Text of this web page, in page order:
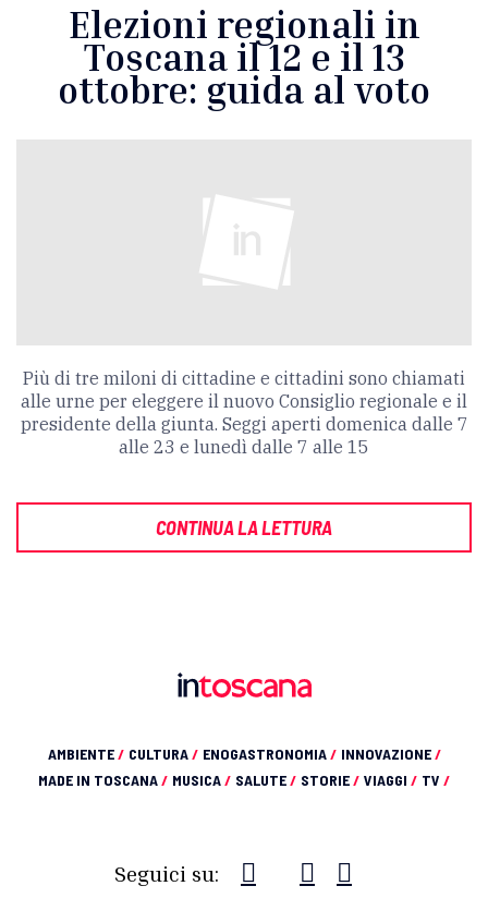
Elezioni regionali in
Toscana il 12 e il 13
ottobre: guida al voto
Più di tre miloni di cittadine e cittadini sono chiamati
alle urne per eleggere il nuovo Consiglio regionale e il
presidente della giunta. Seggi aperti domenica dalle 7
alle 23 e lunedì dalle 7 alle 15
CONTINUA LA LETTURA
AMBIENTE/ CULTURA/ ENOGASTRONOMIA/ INNOVAZIONE/
MADE IN TOSCANA/ MUSICA/ SALUTE/ STORIE/ VIAGGI / TV /
Seguici su: